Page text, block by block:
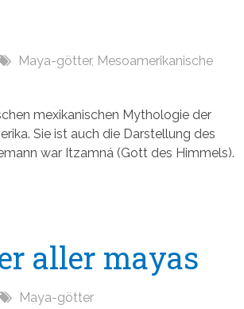
Maya-götter, Mesoamerikanische
mexikanischen Mythologie der
Sie ist auch die Darstellung des
war Itzamná (Gott des Himmels).
aller mayas
Maya-götter